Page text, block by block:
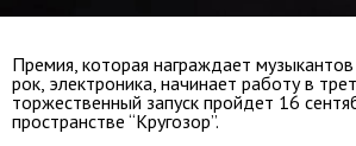
Премия, которая награждает
рок, электроника, начинает работу в
торжественный запуск пройдет 16
пространстве “Кругозор”.